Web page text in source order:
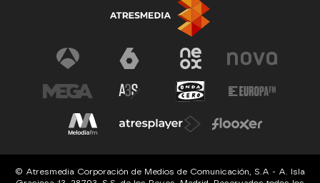
© Atresmedia Corporación de Medios de Comunicación, S.A - A. Isla